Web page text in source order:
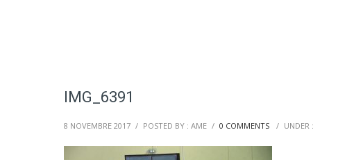
IMG_6391
8 NOVEMBRE 2017 / POSTED BY : AME / 0 COMMENTS / UNDER :